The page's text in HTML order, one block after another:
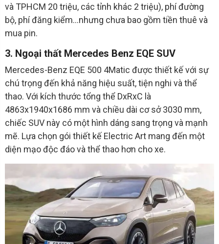
và TPHCM 20 triệu, các tỉnh khác 2 triệu), phí đường
bộ, phí đăng kiểm...nhưng chưa bao gồm tiền thuê và
mua pin.
3. Ngoại thất Mercedes Benz EQE SUV
Mercedes-Benz EQE 500 4Matic được thiết kế với sự
chú trọng đến khả năng hiệu suất, tiện nghi và thể
thao. Với kích thước tổng thể DxRxC là
4863x1940x1686 mm và chiều dài cơ sở 3030 mm,
chiếc SUV này có một hình dáng sang trọng và mạnh
mẽ. Lựa chọn gói thiết kế Electric Art mang đến một
diện mạo độc đáo và thể thao hơn cho xe.